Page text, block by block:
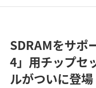
SDRAMをサ
4」用チップセ
ルがついに登場